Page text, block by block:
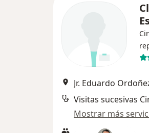
Jr. Eduardo
Visitas sucesivas
Mostrar más